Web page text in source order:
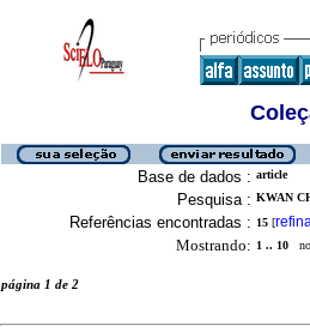
Base de dados : article
Pesquisa : KWAN
Referências encontradas : 15 [
Mostrando: 1 .. 10
página 1 de 2